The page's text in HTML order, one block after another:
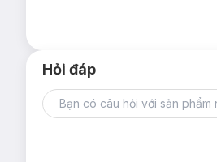
Hỏi đáp